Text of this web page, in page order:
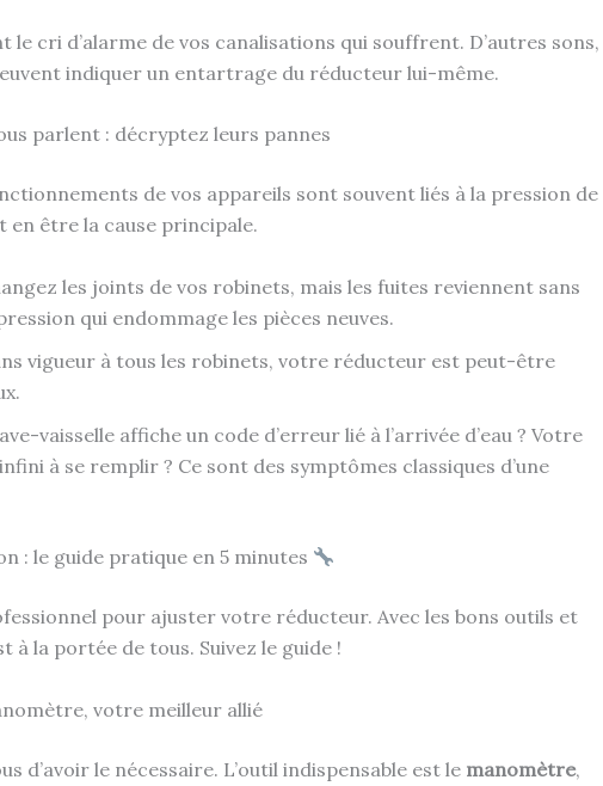
le cri d’alarme de vos canalisations qui souffrent. D’autres sons,
indiquer un entartrage du réducteur lui-même.
parlent : décryptez leurs pannes
de vos appareils sont souvent liés à la pression de
en être la cause principale.
les joints de vos robinets, mais les fuites reviennent sans
qui endommage les pièces neuves.
vigueur à tous les robinets, votre réducteur est peut-être
vaisselle affiche un code d’erreur lié à l’arrivée d’eau ? Votre
à se remplir ? Ce sont des symptômes classiques d’une
: le guide pratique en 5 minutes
pour ajuster votre réducteur. Avec les bons outils et
à la portée de tous. Suivez le guide !
votre meilleur allié
d’avoir le nécessaire. L’outil indispensable est le manomètre,